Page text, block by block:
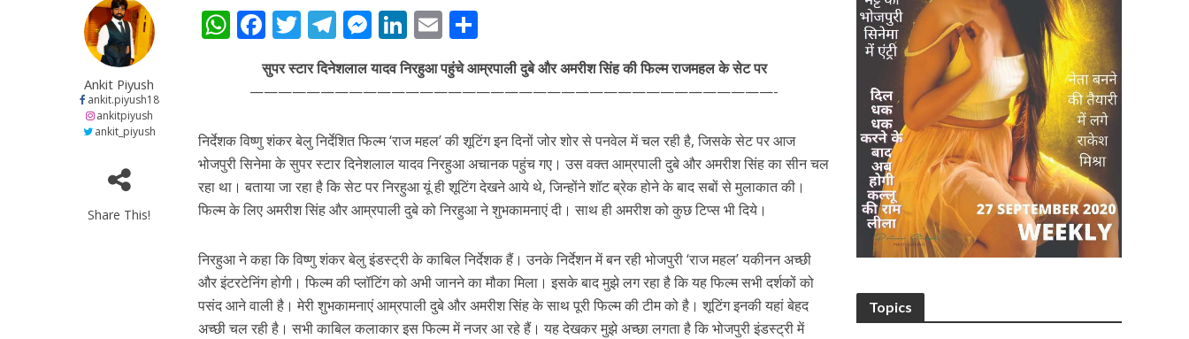
शिवानी सिंह का नया बोलबम गीत तोहरे के मांगिला जानु हुआ रिलीज, दर्शकों का मिल रहा भरपूर प्यार
वर्ल्डवाइड रिकॉर्ड्स भोजपुरी का नया धमाकेदार गाना जल्द, दुबई की खूबसूरत लोकेशन्स पर हो रही है शूटिंग
Ankit Piyush
ankit.piyush18
ankitpiyush
ankit_piyush
Share This!
W
A
p
p
F
e
o
o
k
T
w
itt
T
e
a
m
M
ss
n
g
er
Li
n
k
dI
n
E
m
ai ar
सुपर स्‍टार दिनेशलाल यादव निरहुआ पहुंचे आम्रपाली दुबे और अमरीश सिंह की फिल्‍म राजमहल के सेट पर
—————————————————————————————————————-
निर्देशक विष्‍णु शंकर बेलु निर्देशित फिल्‍म ‘राज महल’ की शूटिंग इन दिनों जोर शोर से पनवेल में चल रही है, जिसके सेट पर आज
भोजपुरी सिनेमा के सुपर स्‍टार दिनेशलाल यादव निरहुआ अचानक पहुंच गए। उस वक्‍त आम्रपाली दुबे और अमरीश सिंह का सीन चल
रहा था। बताया जा रहा है कि सेट पर निरहुआ यूं ही शूटिंग देखने आये थे, जिन्‍होंने शॉट ब्रेक होने के बाद सबों से मुलाकात की।
फिल्‍म के लिए अमरीश सिंह और आम्रपाली दुबे को निरहुआ ने शुभकामनाएं दी। साथ ही अमरीश को कुछ टिप्‍स भी दिये।
निरहुआ ने कहा कि विष्‍णु शंकर बेलु इंडस्‍ट्री के काबिल निर्देशक हैं। उनके निर्देशन में बन रही भोजपुरी ‘राज महल’ यकीनन अच्‍छी
और इंटरटेनिंग होगी। फिल्‍म की प्‍लॉटिंग को अभी जानने का मौका मिला। इसके बाद मुझे लग रहा है कि यह फिल्‍म सभी दर्शकों को
पसंद आने वाली है। मेरी शुभकामनाएं आम्रपाली दुबे और अमरीश सिंह के साथ पूरी फिल्‍म की टीम को है। शूटिंग इनकी यहां बेहद
अच्‍छी चल रही है। सभी काबिल कलाकार इस फिल्‍म में नजर आ रहे हैं। यह देखकर मुझे अच्‍छा लगता है कि भोजपुरी इंडस्‍ट्री में
Topics